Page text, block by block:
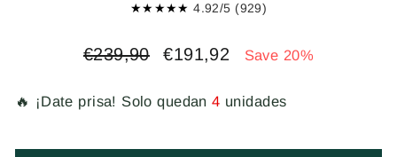
★★★★★ 4.92/5 (929)
Regular
€239,90
Sale
€191,92 Save 20%
🔥 ¡Date prisa! Solo quedan4 unidades